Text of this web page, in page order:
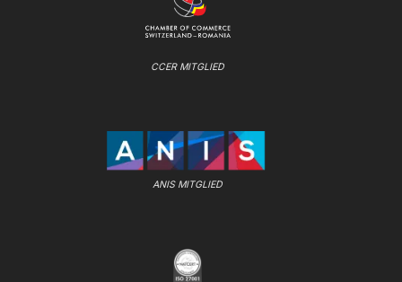
CCER MITGLIED
ANIS MITGLIED